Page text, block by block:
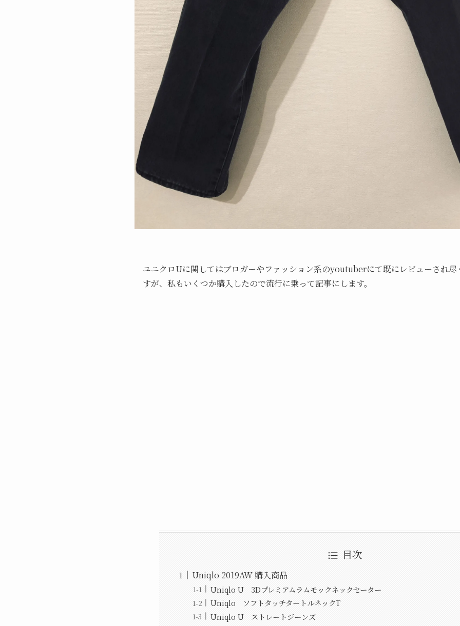
ユニクロUに関してはブロガーやファッション系のyoutuberにて既にレビューされ尽
すが、私もいくつか購入したので流行に乗って記事にします。
目次
Uniqlo 2019AW 購入商品
Uniqlo U 3Dプレミアムラムモックネックセーター
Uniqlo ソフトタッチタートルネックT
Uniqlo U ストレートジーンズ